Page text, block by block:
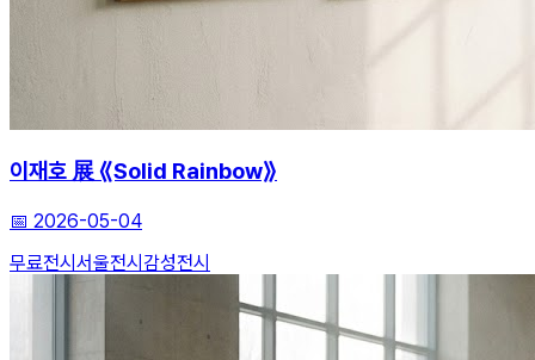
이재호 展 ⟪Solid Rainbow⟫
📅 2026-05-04
무료전시 서울전시 감성전시